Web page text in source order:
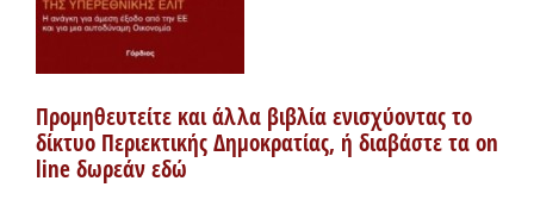
Προμηθευτείτε και άλλα βιβλία ενισχύοντας το
δίκτυο Περιεκτικής Δημοκρατίας, ή διαβάστε τα on
line δωρεάν εδώ